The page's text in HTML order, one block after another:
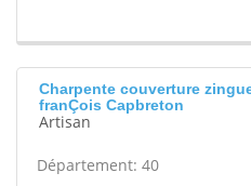
Charpente couverture
franÇois Capbreton
Artisan
Département: 40